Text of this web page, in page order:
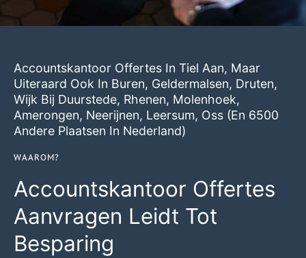
Accountskantoor Offertes In Tiel Aan, Maar
Uiteraard Ook In Buren, Geldermalsen, Druten,
Wijk Bij Duurstede, Rhenen, Molenhoek,
Amerongen, Neerijnen, Leersum, Oss (en 6500
Andere Plaatsen In Nederland)
WAAROM?
Accountskantoor Offertes
Aanvragen Leidt Tot
Besparing